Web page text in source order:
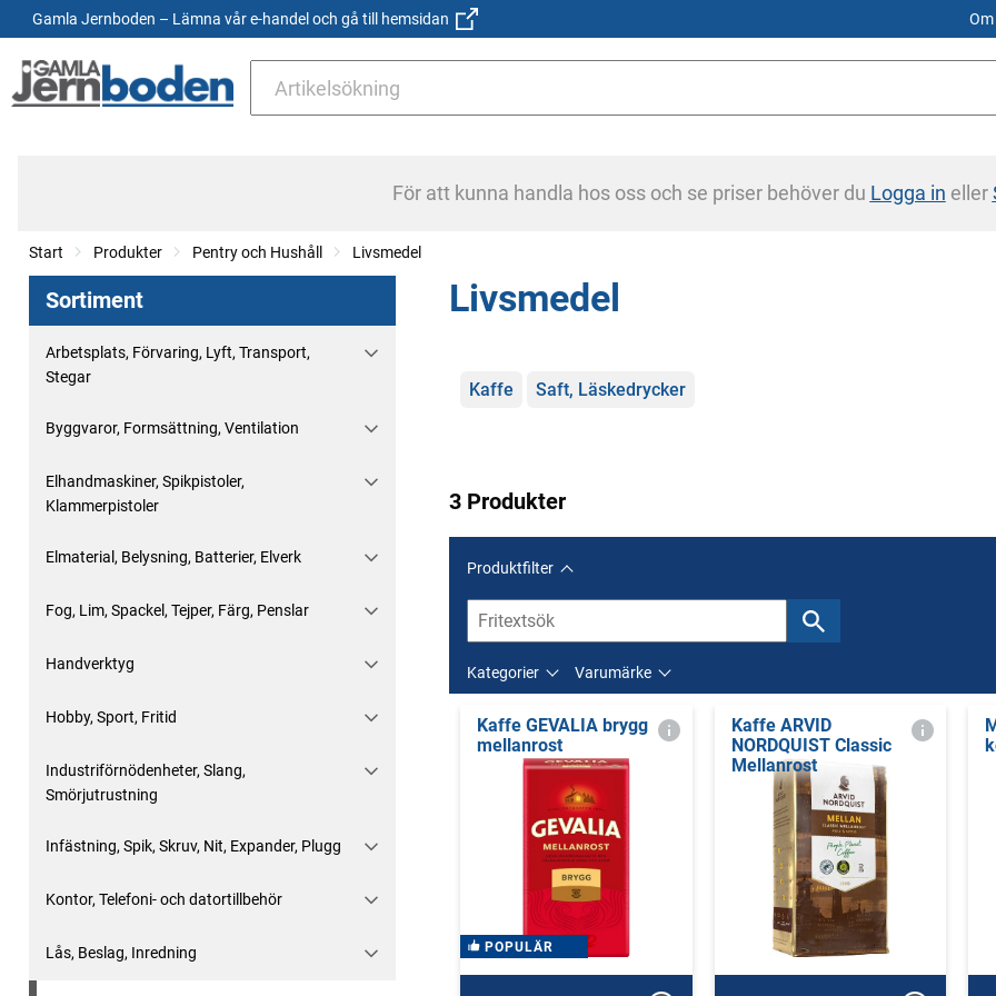
Gamla Jernboden – Lämna vår e-handel och gå till hemsidan
För att kunna handla hos oss och se priser behöver du Logga in eller
Start Produkter Pentry och Hushåll Livsmedel
Sortiment
Arbetsplats, Förvaring, Lyft, Transport,
Stegar
Byggvaror, Formsättning, Ventilation
Elhandmaskiner, Spikpistoler,
Klammerpistoler
Elmaterial, Belysning, Batterier, Elverk
Fog, Lim, Spackel, Tejper, Färg, Penslar
Handverktyg
Hobby, Sport, Fritid
Industriförnödenheter, Slang,
Smörjutrustning
Infästning, Spik, Skruv, Nit, Expander, Plugg
Kontor, Telefoni- och datortillbehör
Lås, Beslag, Inredning
Livsmedel
Kategorier
Kaffe Saft, Läskedrycker
3 Produkter
Produktfilter
Kategorier Varumärke
Kaffe GEVALIA brygg
mellanrost
POPULÄR
Kaffe ARVID
NORDQUIST Classic
Mellanrost